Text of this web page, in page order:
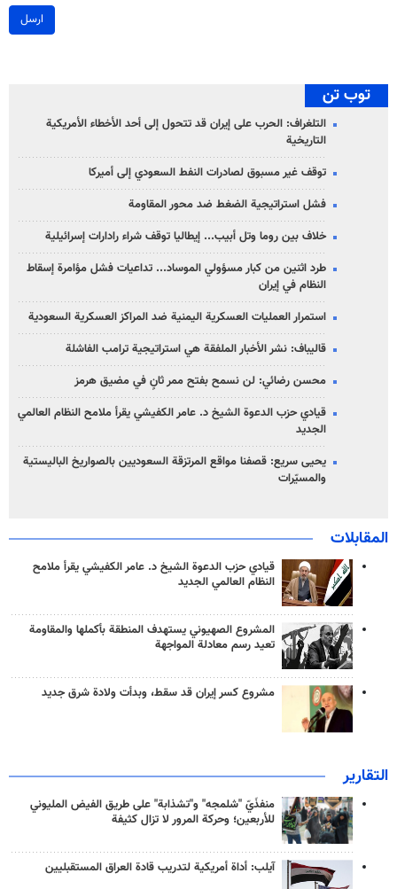
ارسل
توب تن
التلغراف: الحرب على إيران قد تتحول إلى أحد الأخطاء الأمريكية
التاريخية
توقف غير مسبوق لصادرات النفط السعودي إلى أميركا
فشل استراتيجية الضغط ضد محور المقاومة
خلاف بين روما وتل أبيب... إيطاليا توقف شراء رادارات إسرائيلية
طرد اثنين من كبار مسؤولي الموساد... تداعيات فشل مؤامرة إسقاط
النظام في إيران
استمرار العمليات العسكرية اليمنية ضد المراكز العسكرية السعودية
قاليباف: نشر الأخبار الملفقة هي استراتيجية ترامب الفاشلة
محسن رضائي: لن نسمح بفتح ممر ثانٍ في مضيق هرمز
قيادي حزب الدعوة الشيخ د. عامر الكفيشي يقرأ ملامح النظام العالمي
الجديد
يحيى سريع: قصفنا مواقع المرتزقة السعوديين بالصواريخ الباليستية
والمسيّرات
المقابلات
قيادي حزب الدعوة الشيخ د. عامر الكفيشي يقرأ ملامح
النظام العالمي الجديد
المشروع الصهيوني يستهدف المنطقة بأكملها والمقاومة
تعيد رسم معادلة المواجهة
مشروع كسر إيران قد سقط، وبدأت ولادة شرق جديد
التقارير
منفذَيّ "شلمجه" و"تشذابة" على طريق الفيض المليوني
للأربعين؛ وحركة المرور لا تزال كثيفة
آيلب: أداة أمريكية لتدريب قادة العراق المستقبليين